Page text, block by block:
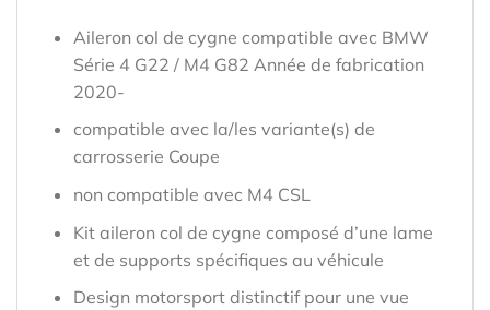
Aileron col de cygne compatible avec BMW
Série 4 G22 / M4 G82 Année de fabrication
2020-
compatible avec la/les variante(s) de
carrosserie Coupe
non compatible avec M4 CSL
Kit aileron col de cygne composé d’une lame
et de supports spécifiques au véhicule
Design motorsport distinctif pour une vue